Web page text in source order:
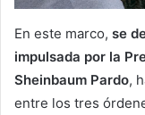
En este marco, se
impulsada por la
Sheinbaum Pardo,
entre los tres